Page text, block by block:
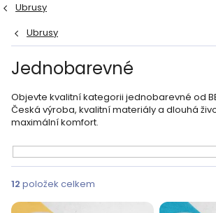
Ubrusy
Ubrusy
Jednobarevné
Objevte kvalitní kategorii jednobarevné od
Česká výroba, kvalitní materiály a dlouhá
maximální komfort.
12 položek celkem
V
ý
p